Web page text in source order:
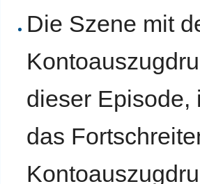
Die Szene mit
dieser Episode,
das